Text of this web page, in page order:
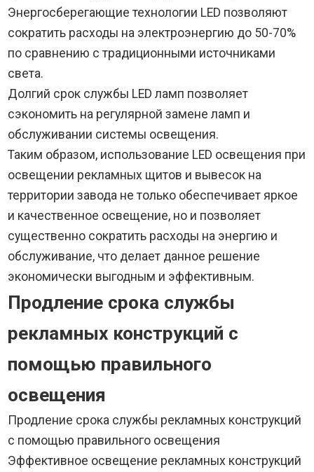
Энергосберегающие технологии LED позволяют
сократить расходы на электроэнергию до 50-70%
по сравнению с традиционными источниками
света.
Долгий срок службы LED ламп позволяет
сэкономить на регулярной замене ламп и
обслуживании системы освещения.
Таким образом, использование LED освещения при
освещении рекламных щитов и вывесок на
территории завода не только обеспечивает яркое
и качественное освещение, но и позволяет
существенно сократить расходы на энергию и
обслуживание, что делает данное решение
экономически выгодным и эффективным.
Продление срока службы
рекламных конструкций с
помощью правильного
освещения
Продление срока службы рекламных конструкций
с помощью правильного освещения
Эффективное освещение рекламных конструкций